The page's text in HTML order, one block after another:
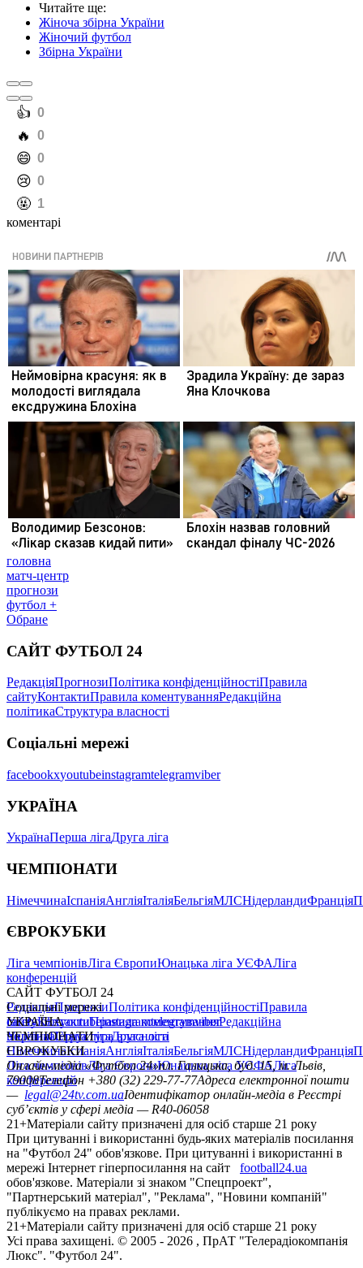
Читайте ще:
Жіноча збірна України
Жіночий футбол
Збірна України
️👍 0
️🔥 0
️😄 0
️😢 0
️🤬 1
коментарі
головна
матч-центр
прогнози
футбол +
Обране
САЙТ ФУТБОЛ 24
РедакціяПрогнозиПолітика конфіденційностіПравила
сайтуКонтактиПравила коментуванняРедакційна
політикаСтруктура власності
Соціальні мережі
facebookxyoutubeinstagramtelegramviber
УКРАЇНА
УкраїнаПерша лігаДруга ліга
ЧЕМПІОНАТИ
НімеччинаІспаніяАнгліяІталіяБельгіяМЛСНідерландиФранція
ЄВРОКУБКИ
Ліга чемпіонівЛіга ЄвропиЮнацька ліга УЄФАЛіга
конференцій
САЙТ ФУТБОЛ 24
РедакціяПрогнозиПолітика конфіденційностіПравила
сайтуКонтактиПравила коментуванняРедакційна
політикаСтруктура власності
Соціальні мережі
facebookxyoutubeinstagramtelegramviber
УКРАЇНА
УкраїнаПерша лігаДруга ліга
ЧЕМПІОНАТИ
НімеччинаІспаніяАнгліяІталіяБельгіяМЛСНідерландиФранція
ЄВРОКУБКИ
Ліга чемпіонівЛіга ЄвропиЮнацька ліга УЄФАЛіга
конференцій
Онлайн-медіа «Футбол 24»пл. Галицька, буд. 15, м. Львів,
79008Телефон +380 (32) 229-77-77Адреса електронної пошти
— legal@24tv.com.uaІдентифікатор онлайн-медіа в Реєстрі
суб’єктів у сфері медіа — R40-06058
21+Матеріали сайту призначені для осіб старше 21 року
При цитуванні і використанні будь-яких матеріалів посилання
на "Футбол 24" обов'язкове. При цитуванні і використанні в
мережі Інтернет гіперпосилання на сайт
football24.ua
обов'язкове. Матеріали зі знаком "Спецпроект",
"Партнерський матеріал", "Реклама", "Новини компаній"
публікуємо на правах реклами.
21+Матеріали сайту призначені для осіб старше 21 року
Усi права захищенi. © 2005 - 2026 , ПрАТ "Телерадіокомпанія
Люкс". "Футбол 24".